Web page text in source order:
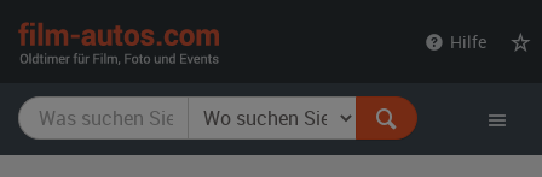
Hilfe